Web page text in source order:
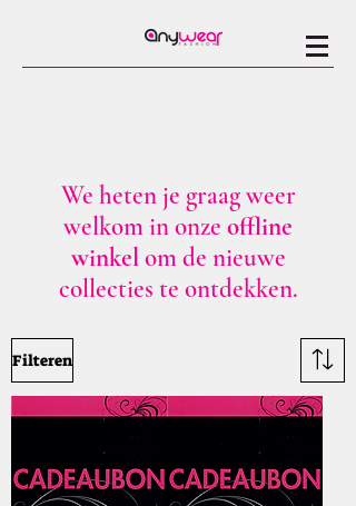
We heten je graag weer
welkom in onze offline
winkelom de nieuwe
collecties te ontdekken.
Filteren